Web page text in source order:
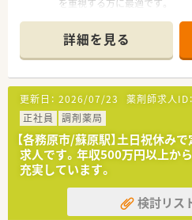
を重視する方に最適です。
【店舗情報と応需状況について】
■名鉄各務原線の名電各務原駅
通勤も可能な調剤併設型の店
■内科や循環器科などの処方
機器を用いた安全な監査体制
■薬剤師は常勤1名とパート4名
ポートするため薬剤師業務に専
【職場環境と雰囲気】
■多くの店舗に医療事務が配
築されており、調剤過誤率が非
■休憩室には畳が敷かれたリ
おり、従業員を大切にする企業
■一人薬剤師の店舗でもミス
詳細を見る
更新日： 2026/07/23 薬剤師求人ID：
正社員
調剤薬局
【各務原市/蘇原駅】土日祝休み
求人です。年収500万円以上か
充実しています。
検討リス